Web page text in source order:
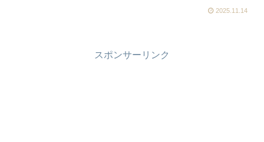
2025.11.14
スポンサーリンク